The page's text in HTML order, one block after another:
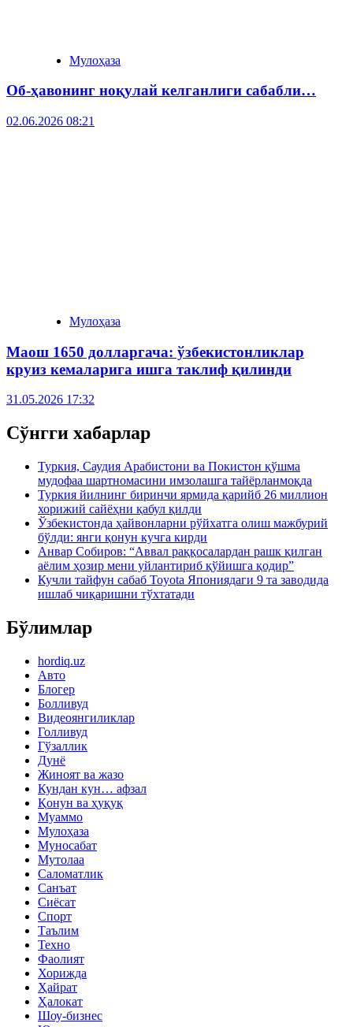
Мулоҳаза
Об-ҳавонинг ноқулай келганлиги сабабли…
02.06.2026 08:21
Мулоҳаза
Маош 1650 долларгача: ўзбекистонликлар
круиз кемаларига ишга таклиф қилинди
31.05.2026 17:32
Сўнгги хабарлар
Туркия, Саудия Арабистони ва Покистон қўшма
мудофаа шартномасини имзолашга тайёрланмоқда
Туркия йилнинг биринчи ярмида қарийб 26 миллион
хорижий сайёҳни қабул қилди
Ўзбекистонда ҳайвонларни рўйхатга олиш мажбурий
бўлди: янги қонун кучга кирди
Анвар Собиров: “Аввал раққосалардан рашк қилган
аёлим ҳозир мени уйлантириб қўйишга қодир”
Кучли тайфун сабаб Toyota Япониядаги 9 та заводида
ишлаб чиқаришни тўхтатади
Бўлимлар
hordiq.uz
Авто
Блогер
Болливуд
Видеоянгиликлар
Голливуд
Гўзаллик
Дунё
Жиноят ва жазо
Кундан кун… афзал
Қонун ва ҳуқуқ
Муаммо
Мулоҳаза
Муносабат
Мутолаа
Саломатлик
Санъат
Сиёсат
Спорт
Таълим
Техно
Фаолият
Хорижда
Ҳайрат
Ҳалокат
Шоу-бизнес